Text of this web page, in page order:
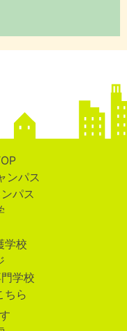
ンパス
パス
学校
学校
ちら